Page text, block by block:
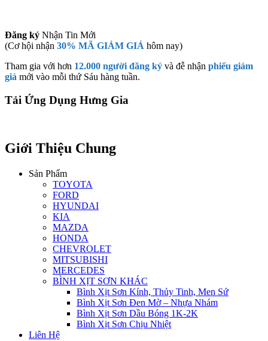
Đăng ký Nhận Tin Mới
(Cơ hội nhận 30% MÃ GIẢM GIÁ hôm nay)
Tham gia với hơn 12.000 người đăng ký và đễ nhận phiếu giảm
giá mới vào mỗi thứ Sáu hàng tuần.
Tải Ứng Dụng Hưng Gia
Giới Thiệu Chung
Sản Phẩm
TOYOTA
FORD
HYUNDAI
KIA
MAZDA
HONDA
CHEVROLET
MITSUBISHI
MERCEDES
BÌNH XỊT SƠN KHÁC
Bình Xịt Sơn Kính, Thủy Tinh, Men Sứ
Bình Xịt Sơn Đen Mờ – Nhựa Nhám
Bình Xịt Sơn Dầu Bóng 1K-2K
Bình Xịt Sơn Chịu Nhiệt
Liên Hệ